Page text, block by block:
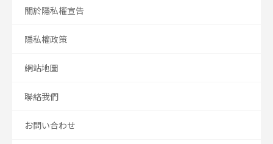
關於隱私權宣告
隱私權政策
網站地圖
聯絡我們
お問い合わせ